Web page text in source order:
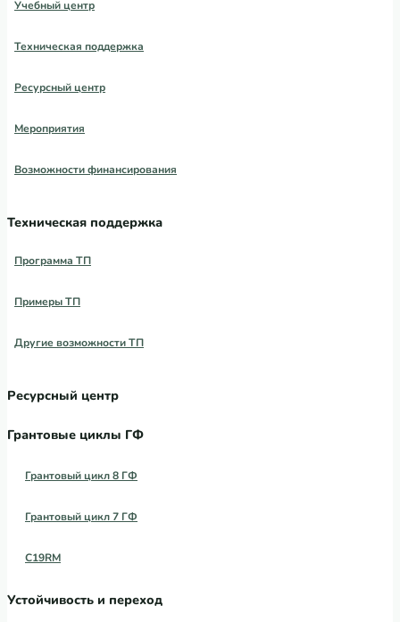
Учебный центр
Техническая поддержка
Ресурсный центр
Мероприятия
Возможности финансирования
Техническая поддержка
Программа ТП
Примеры ТП
Другие возможности ТП
Ресурсный центр
Грантовые циклы ГФ
Грантовый цикл 8 ГФ
Грантовый цикл 7 ГФ
C19RM
Устойчивость и переход